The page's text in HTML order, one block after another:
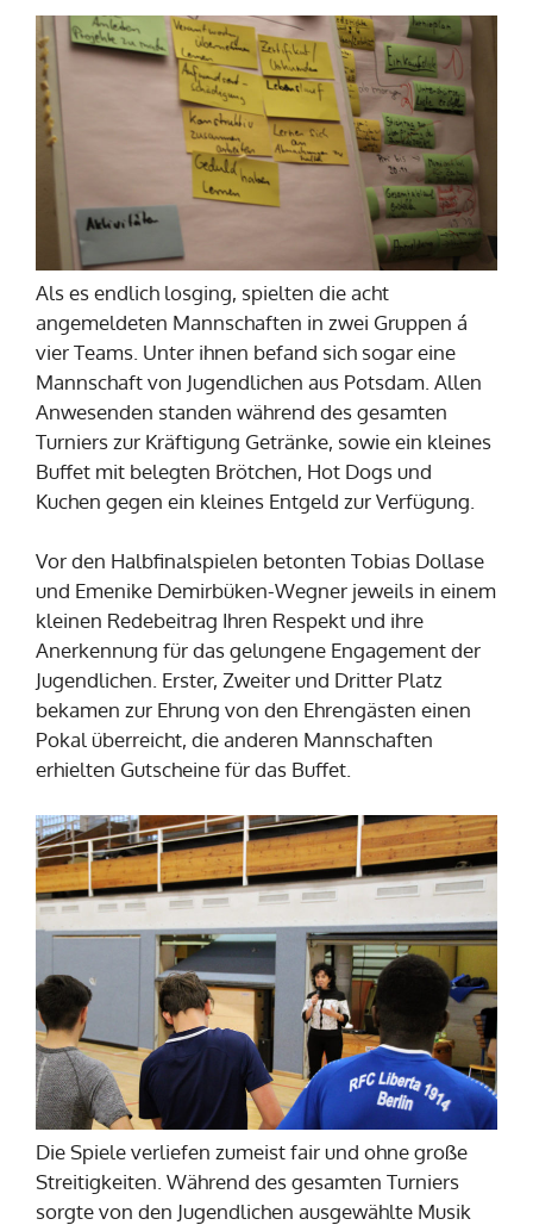
Als es endlich losging, spielten die acht
angemeldeten Mannschaften in zwei Gruppen á
vier Teams. Unter ihnen befand sich sogar eine
Mannschaft von Jugendlichen aus Potsdam. Allen
Anwesenden standen während des gesamten
Turniers zur Kräftigung Getränke, sowie ein kleines
Buffet mit belegten Brötchen, Hot Dogs und
Kuchen gegen ein kleines Entgeld zur Verfügung.
Vor den Halbfinalspielen betonten Tobias Dollase
und Emenike Demirbüken-Wegner jeweils in einem
kleinen Redebeitrag Ihren Respekt und ihre
Anerkennung für das gelungene Engagement der
Jugendlichen. Erster, Zweiter und Dritter Platz
bekamen zur Ehrung von den Ehrengästen einen
Pokal überreicht, die anderen Mannschaften
erhielten Gutscheine für das Buffet.
Die Spiele verliefen zumeist fair und ohne große
Streitigkeiten. Während des gesamten Turniers
sorgte von den Jugendlichen ausgewählte Musik